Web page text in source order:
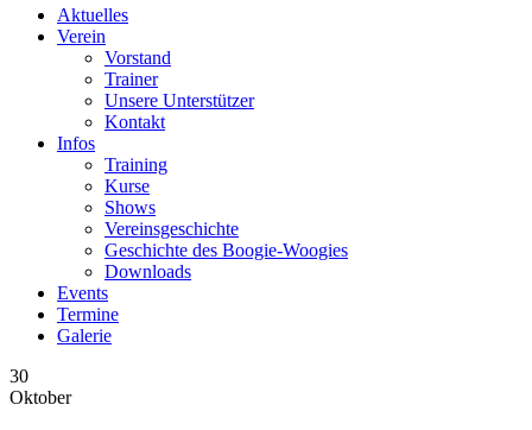
Aktuelles
Verein
Vorstand
Trainer
Unsere Unterstützer
Kontakt
Infos
Training
Kurse
Shows
Vereinsgeschichte
Geschichte des Boogie-Woogies
Downloads
Events
Termine
Galerie
30
Oktober